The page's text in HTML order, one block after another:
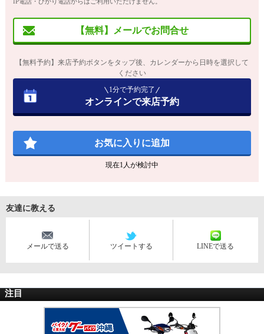
IP電話・ひかり電話からはご利用いただけません。
【無料】メールでお問合せ
【無料予約】来店予約ボタンをタップ後、カレンダーから日時を選択して
ください
1分で予約完了
オンラインで来店予約
お気に入りに追加
現在1人が検討中
友達に教える
メールで送る ツイートする LINEで送る
注目